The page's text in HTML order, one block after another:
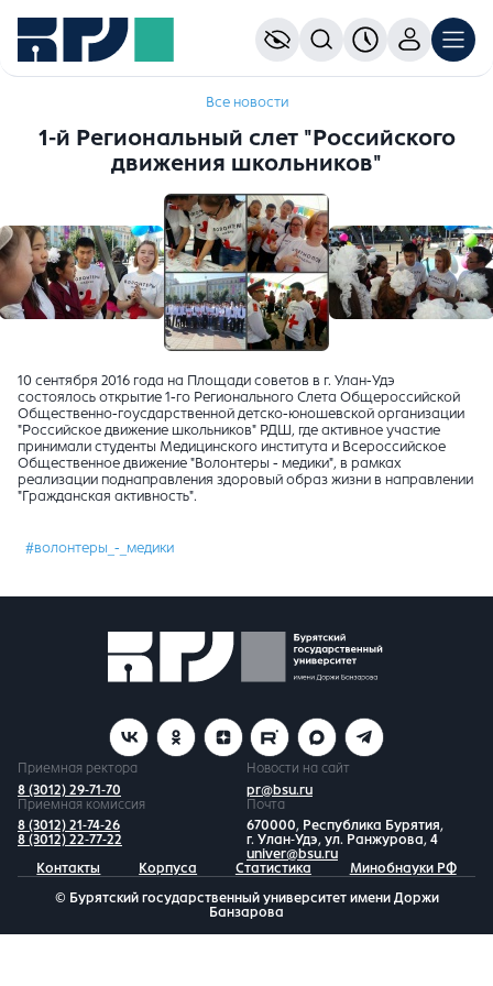
Все новости
1-й Региональный слет "Российского
движения школьников"
10 сентября 2016 года на Площади советов в г. Улан-Удэ
состоялось открытие 1-го Регионального Слета Общероссийской
Общественно-гоусдарственной детско-юношевской организации
"Российское движение школьников" РДШ, где активное участие
принимали студенты Медицинского института и Всероссийское
Общественное движение "Волонтеры - медики", в рамках
реализации поднаправления здоровый образ жизни в направлении
"Гражданская активность".
#волонтеры_-_медики
Приемная ректора
8 (3012) 29-71-70
Новости на сайт
pr@bsu.ru
Приемная комиссия
8 (3012) 21-74-26
8 (3012) 22-77-22
Почта
670000, Республика Бурятия,
г. Улан-Удэ, ул. Ранжурова, 4
univer@bsu.ru
Контакты
Корпуса Статистика Минобнауки РФ
© Бурятский государственный университет имени Доржи
Банзарова